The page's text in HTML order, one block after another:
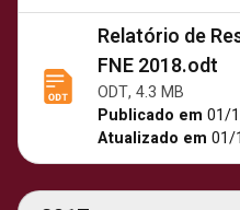
Relatório de
FNE 2018.odt
ODT, 4.3 MB
Publicado em 01/
Atualizado em 01/